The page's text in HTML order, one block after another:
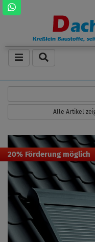
Alle Artikel
20% Förderung möglich